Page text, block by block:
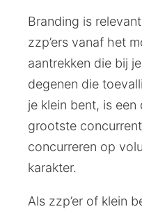
Branding is
zzp’ers vanaf het
aantrekken die bij
degenen die
je klein bent, is
grootste
concurreren op
karakter.
Als zzp’er of klein